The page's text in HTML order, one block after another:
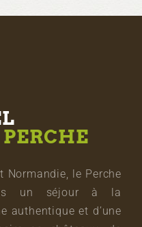
PERCHE
Normandie, le Perche
un séjour à la
authentique et d’une